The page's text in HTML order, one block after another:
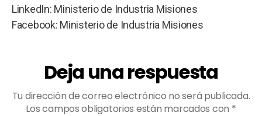
LinkedIn: Ministerio de Industria Misiones
Facebook: Ministerio de Industria Misiones
Deja una respuesta
Tu dirección de correo electrónico no será publicada.
Los campos obligatorios están marcados con *